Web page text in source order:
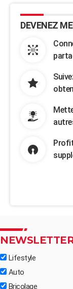
DEVENEZ
Lifestyle
Auto
Bricolage